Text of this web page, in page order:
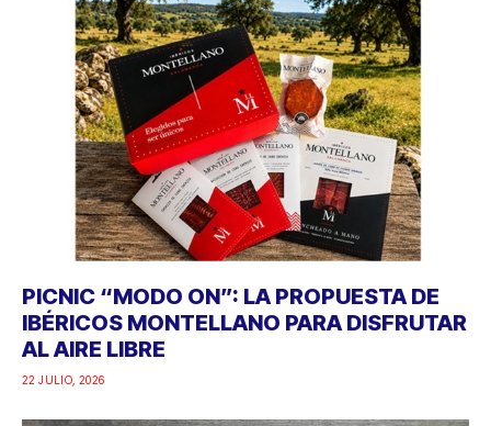
PICNIC “MODO ON”: LA PROPUESTA DE
IBÉRICOS MONTELLANO PARA DISFRUTAR
AL AIRE LIBRE
22 JULIO, 2026